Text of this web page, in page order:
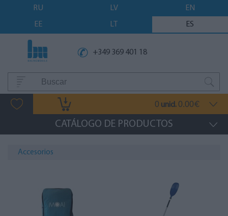
RU LV
EN
EE
LT ES
+349 369 401 18
0 unid. 0.00€
CATÁLOGO DE PRODUCTOS
Accesorios